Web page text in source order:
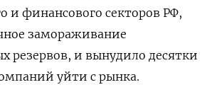
и финансового секторов РФ,
замораживание
резервов, и вынудило десятки
уйти с рынка.